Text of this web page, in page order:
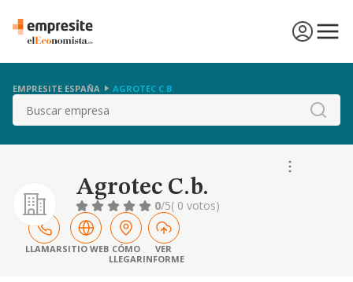
EMPRESITE ESPAÑA AGROTEC C.B.
Buscar
Agrotec C.b.
0/5( 0 votos)
LLAMARSITIO WEB CÓMO
LLEGAR
VER
INFORME